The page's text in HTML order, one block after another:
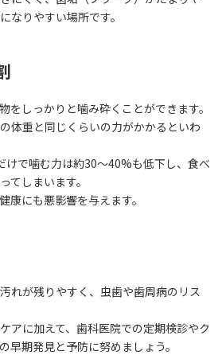
なりやすい場所です。
をしっかりと噛み砕くことができます。
体重と同じくらいの力がかかるといわ
けで噛む力は約30～40%も低下し、食べ
てしまいます。
康にも悪影響を与えます。
れが残りやすく、虫歯や歯周病のリス
アに加えて、歯科医院での定期検診やク
早期発見と予防に努めましょう。